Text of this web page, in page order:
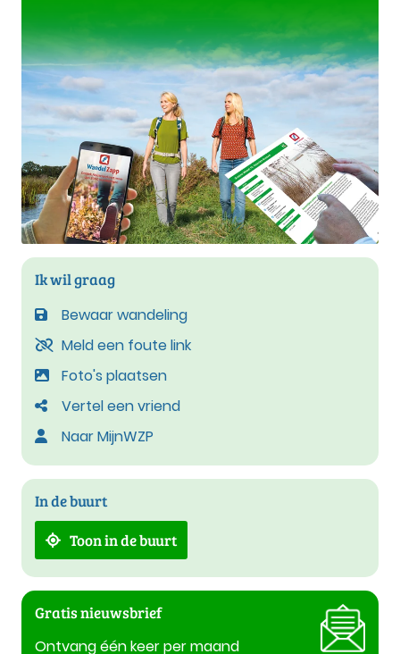
Ik wil graag
Bewaar wandeling
Meld een foute link
Foto's plaatsen
Vertel een vriend
Naar MijnWZP
In de buurt
Toon in de buurt
Gratis nieuwsbrief
Ontvang één keer per maand